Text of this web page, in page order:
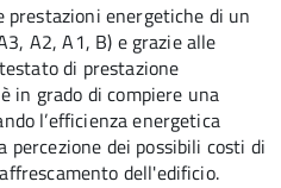
energetiche di un
A2, A1, B) e grazie alle
di prestazione
in grado di compiere una
l’efficienza energetica
percezione dei possibili costi di
dell'edificio.